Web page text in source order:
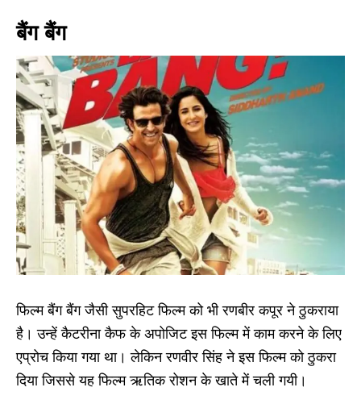
बैंग बैंग
फिल्म बैंग बैंग जैसी सुपरहिट फिल्म को भी रणबीर कपूर ने ठुकराया
है। उन्हें कैटरीना कैफ के अपोजिट इस फिल्म में काम करने के लिए
एप्रोच किया गया था। लेकिन रणवीर सिंह ने इस फिल्म को ठुकरा
दिया जिससे यह फिल्म ऋतिक रोशन के खाते में चली गयी।